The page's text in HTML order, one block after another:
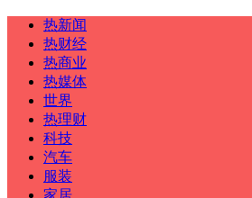
热新闻
热财经
热商业
热媒体
世界
热理财
科技
汽车
服装
家居